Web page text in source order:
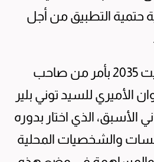
حتمية التطبيق من أجل
لقد جاءت رؤية الكويت 2035 بأمر من صاحب
الأميري للسيد توني بلير
الأسبق، الذي اختار بدوره
والشخصيات المحلية